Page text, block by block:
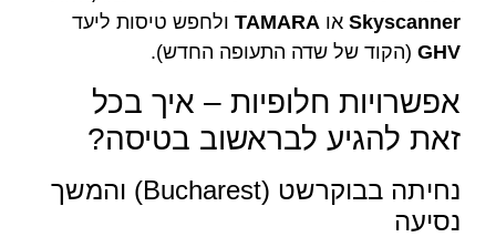
Skyscanner אוTAMARA ולחפש טיסות ליעד
GHV (הקוד של שדה התעופה החדש).
אפשרויות חלופיות – איך בכל
זאת להגיע לבראשוב בטיסה?
נחיתה בבוקרשט (Bucharest) והמשך
נסיעה